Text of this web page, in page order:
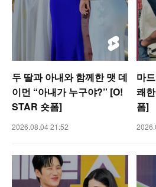
두 딸과 아내와 함께한 맷 데
이먼 “아내가 누구야?” [O!
STAR 숏폼]
2026.08.04 21:52
마
쾌
폼]